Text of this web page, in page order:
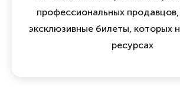
профессиональных продавцов,
эксклюзивные билеты, которых
ресурсах